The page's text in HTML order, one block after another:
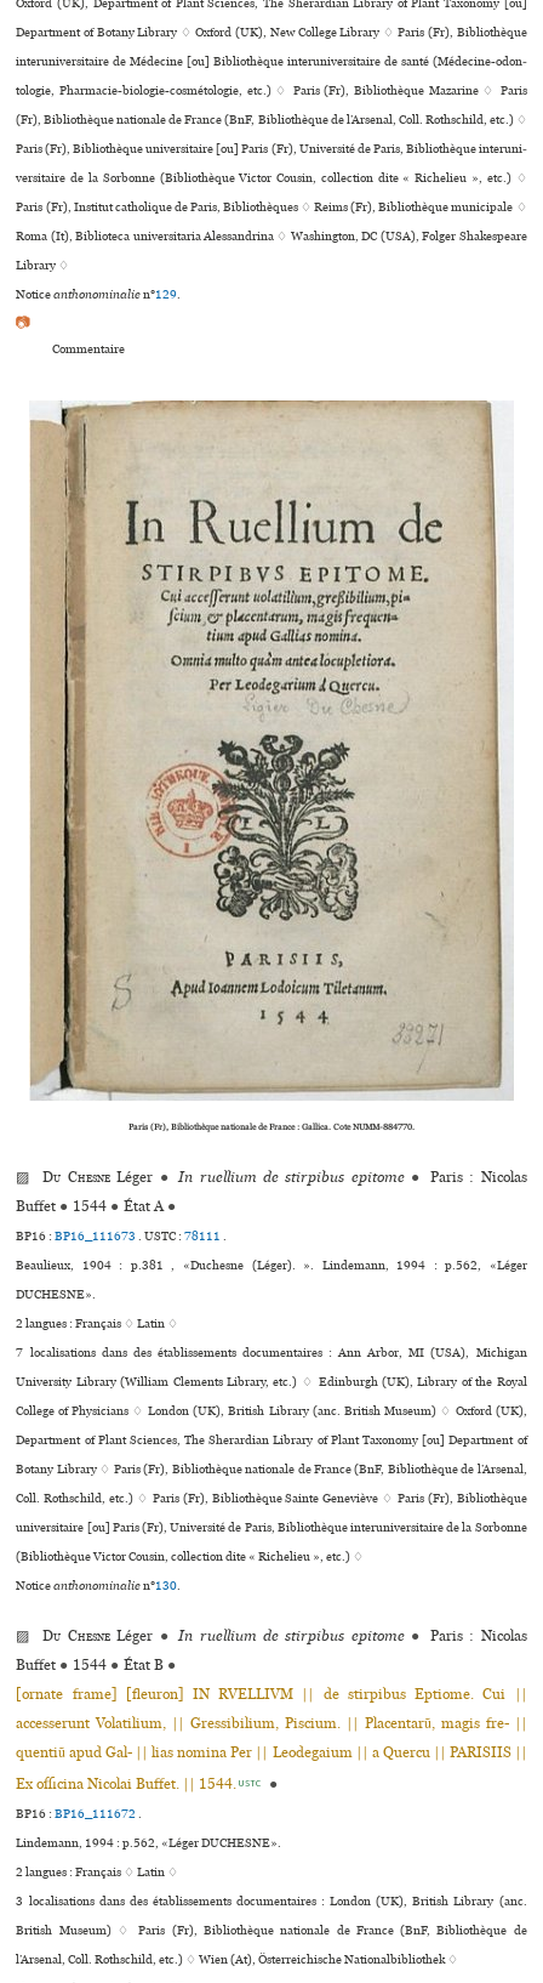
Oxford (UK), Department of Plant Sciences, The Sherardian Library of Plant Taxonomy [ou]
Department of Botany Library ♢ Oxford (UK), New College Library ♢ Paris (Fr), Bibliothèque
inte­ru­ni­ver­si­taire de Médecine [ou] Bibliothèque inte­ru­ni­ver­si­taire de santé (Médecine-odon­
to­lo­gie, Pharmacie-bio­lo­gie-cos­mé­to­lo­gie, etc.) ♢ Paris (Fr), Bibliothèque Mazarine ♢ Paris
(Fr), Bibliothèque nationale de France (BnF, Bibliothèque de l’Arsenal, Coll. Rothschild, etc.) ♢
Paris (Fr), Bibliothèque uni­ver­si­taire [ou] Paris (Fr), Université de Paris, Bibliothèque inte­ru­ni­
ver­si­taire de la Sorbonne (Bibliothèque Victor Cousin, collection dite « Richelieu », etc.) ♢
Paris (Fr), Institut catholique de Paris, Bibliothèques ♢ Reims (Fr), Bibliothèque muni­ci­pale ♢
Roma (It), Biblioteca uni­ver­si­ta­ria Alessandrina ♢ Washington, DC (USA), Folger Shakespeare
Library ♢
Noticeanthonominalien°129.
📷
Commentaire
Paris (Fr), Bibliothèque natio­­nale de France : Gallica. Cote NUMM-884770.
▨Du ChesneLéger ● In ruellium de stirpibus epitome ● Paris : Nicolas
Buffet ● 1544 ● État A ●
BP16 :BP16_111673 .USTC :78111.
Beaulieux, 1904 : p.381 , «Duchesne (Léger). ». Lindemann, 1994 : p.562, «Léger
DUCHESNE».
2 langues :Français ♢Latin ♢
7 localisations dans des établissements documentaires : Ann Arbor, MI (USA), Michigan
University Library (William Clements Library, etc.) ♢ Edinburgh (UK), Library of the Royal
College of Physicians ♢ London (UK), British Library (anc. British Museum) ♢ Oxford (UK),
Department of Plant Sciences, The Sherardian Library of Plant Taxonomy [ou] Department of
Botany Library ♢ Paris (Fr), Bibliothèque nationale de France (BnF, Bibliothèque de l’Arsenal,
Coll. Rothschild, etc.) ♢ Paris (Fr), Bibliothèque Sainte Geneviève ♢ Paris (Fr), Bibliothèque
uni­ver­si­taire [ou] Paris (Fr), Université de Paris, Bibliothèque inte­ru­ni­ver­si­taire de la Sorbonne
(Bibliothèque Victor Cousin, collection dite « Richelieu », etc.) ♢
Noticeanthonominalien°130.
▨Du ChesneLéger ● In ruellium de stirpibus epitome ● Paris : Nicolas
Buffet ● 1544 ● État B ●
[ornate frame] [fleuron] IN RVELLIVM || de stirpibus Eptiome. Cui ||
accesserunt Volatilium, || Gressibilium, Piscium. || Placentarũ, magis fre- ||
quentiũ apud Gal- || lias nomina Per || Leodegaium || a Quercu || PARISIIS ||
Ex officina Nicolai Buffet. || 1544. USTC ●
BP16 :BP16_111672.
Lindemann, 1994 : p.562, «Léger DUCHESNE».
2 langues :Français ♢Latin ♢
3 localisations dans des établissements documentaires : London (UK), British Library (anc.
British Museum) ♢ Paris (Fr), Bibliothèque nationale de France (BnF, Bibliothèque de
l’Arsenal, Coll. Rothschild, etc.) ♢ Wien (At), Österreichische Nationalbibliothek ♢